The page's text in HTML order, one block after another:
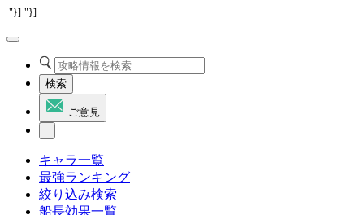
"}] "}]
検索
ご意見
キャラ一覧
最強ランキング
絞り込み検索
船長効果一覧